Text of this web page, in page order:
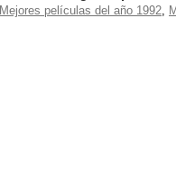
Mejores películas del año 1992,